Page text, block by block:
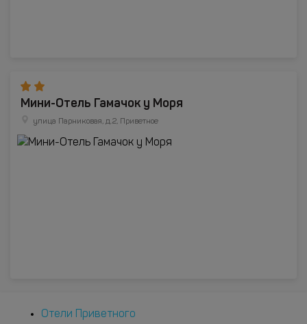
Мини-Отель Гамачок у Моря
улица Парниковая, д.2, Приветное
Отели Приветного